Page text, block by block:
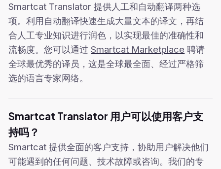
Smartcat Translator 提供人工和自动翻译两种选
项。利用自动翻译快速生成大量文本的译文，再结
合人工专业知识进行润色，以实现最佳的准确性和
流畅度。您可以通过Smartcat Marketplace 聘请
全球最优秀的译员，这是全球最全面、经过严格筛
选的语言专家网络。
Smartcat Translator 用户可以使用客户支
持吗？
Smartcat 提供全面的客户支持，协助用户解决他们
可能遇到的任何问题、技术故障或咨询。我们的专